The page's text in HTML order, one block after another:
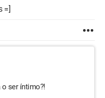
=]
ser íntimo?!